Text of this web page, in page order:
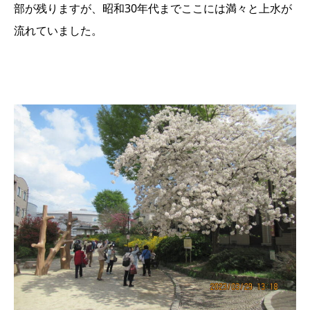
部が残りますが、昭和30年代までここには満々と上水が
流れていました。